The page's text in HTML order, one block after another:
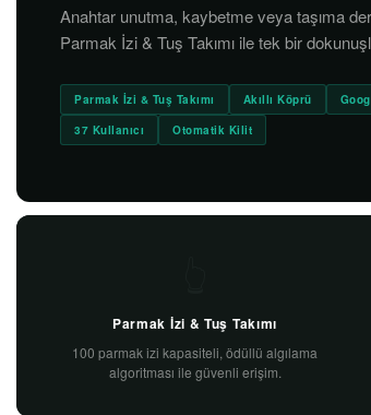
Anahtar unutma, kaybetme veya taşıma
Parmak İzi & Tuş Takımı ile tek bir
Parmak İzi & Tuş Takımı Akıllı Köprü
37 Kullanıcı
Otomatik Kilit
Parmak İzi & Tuş Takımı
100 parmak izi kapasiteli, ödüllü algılama
algoritması ile güvenli erişim.